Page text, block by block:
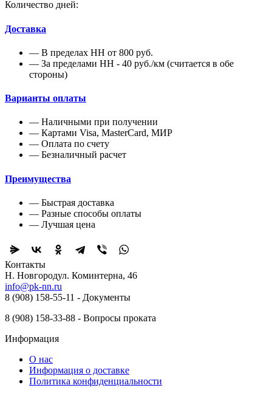
Количество дней:
Доставка
— В пределах НН от 800 руб.
— За пределами НН - 40 руб./км (считается в обе
стороны)
Варианты оплаты
— Наличными при получении
— Картами Visa, MasterCard, МИР
— Оплата по счету
— Безналичный расчет
Преимущества
— Быстрая доставка
— Разные способы оплаты
— Лучшая цена
Контакты
Н. Новгород ​ул. Коминтерна, 46
info@pk-nn.ru
8 (908) 158-55-11 - Документы
8 (908) 158-33-88 - Вопросы проката
Информация
О нас
Информация о доставке
Политика конфиденциальности